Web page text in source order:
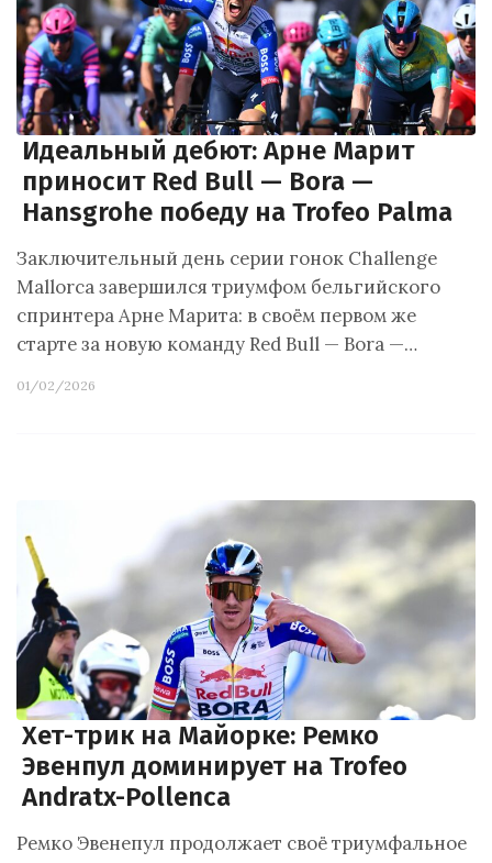
Идеальный дебют: Арне Марит
приносит Red Bull — Bora —
Hansgrohe победу на Trofeo Palma
Заключительный день серии гонок Challenge
Mallorca завершился триумфом бельгийского
спринтера Арне Марита: в своём первом же
старте за новую команду Red Bull — Bora —…
01/02/2026
Хет-трик на Майорке: Ремко
Эвенпул доминирует на Trofeo
Andratx-Pollenca
Ремко Эвенепул продолжает своё триумфальное